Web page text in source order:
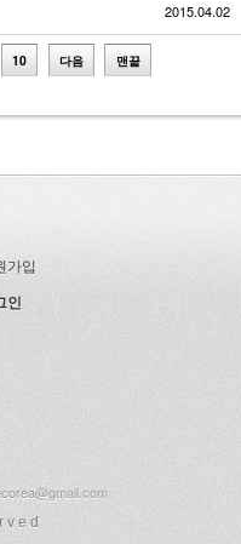
2015.04.02
10 다음 맨끝
가입
인